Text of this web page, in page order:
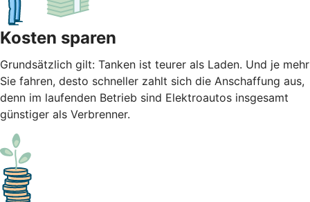
Kosten sparen
Grundsätzlich gilt: Tanken ist teurer als Laden. Und je mehr
Sie fahren, desto schneller zahlt sich die Anschaffung aus,
denn im laufenden Betrieb sind Elektroautos insgesamt
günstiger als Verbrenner.